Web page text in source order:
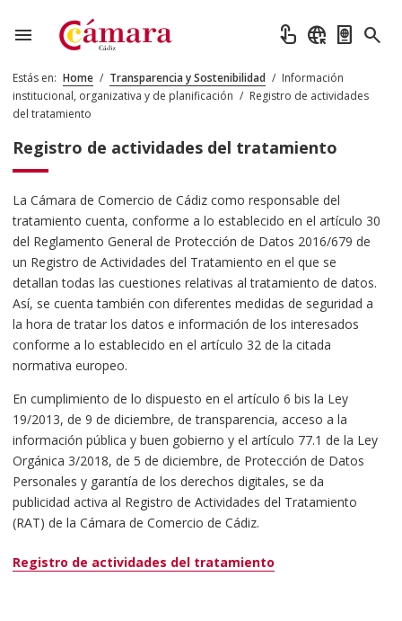
menu touch_app captive_portal passport search
Estás en: Home / Transparencia y Sostenibilidad / Información
institucional, organizativa y de planificación / Registro de actividades
del tratamiento
Registro de actividades del tratamiento
La Cámara de Comercio de Cádiz como responsable del
tratamiento cuenta, conforme a lo establecido en el artículo 30
del Reglamento General de Protección de Datos 2016/679 de
un Registro de Actividades del Tratamiento en el que se
detallan todas las cuestiones relativas al tratamiento de datos.
Así, se cuenta también con diferentes medidas de seguridad a
la hora de tratar los datos e información de los interesados
conforme a lo establecido en el artículo 32 de la citada
normativa europeo.
En cumplimiento de lo dispuesto en el artículo 6 bis la Ley
19/2013, de 9 de diciembre, de transparencia, acceso a la
información pública y buen gobierno y el artículo 77.1 de la Ley
Orgánica 3/2018, de 5 de diciembre, de Protección de Datos
Personales y garantía de los derechos digitales, se da
publicidad activa al Registro de Actividades del Tratamiento
(RAT) de la Cámara de Comercio de Cádiz.
Registro de actividades del tratamiento